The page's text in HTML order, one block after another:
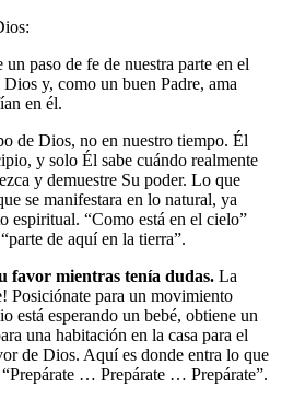
paso de fe de nuestra parte en el
y, como un buen Padre, ama
en él.
de Dios, no en nuestro tiempo. Él
y solo Él sabe cuándo realmente
y demuestre Su poder. Lo que
se manifestara en lo natural, ya
espiritual. “Como está en el cielo”
de aquí en la tierra”.
favor mientras tenía dudas. La
Posiciónate para un movimiento
está esperando un bebé, obtiene un
una habitación en la casa para el
de Dios. Aquí es donde entra lo que
… Prepárate … Prepárate”.